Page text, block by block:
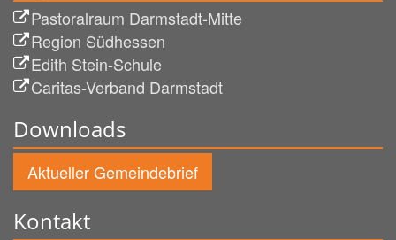
Pastoralraum Darmstadt-Mitte
Region Südhessen
Edith Stein-Schule
Caritas-Verband Darmstadt
Downloads
Aktueller Gemeindebrief
Kontakt